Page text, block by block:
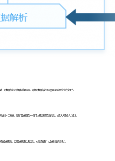
大数据行业来说具有重要意义，因为大数据的处理速度直接影响到企业的竞争力。
行人工分析，而使用数据服务API则可以将这些任务自动化，从而大大降低人力成本。
数据孤岛，实现数据的整合和优化，从而提高整个大数据行业的竞争力。